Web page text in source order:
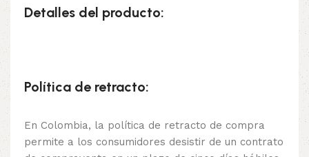
Detalles del producto:
Política de retracto:
En Colombia, la política de retracto de compra
permite a los consumidores desistir de un contrato